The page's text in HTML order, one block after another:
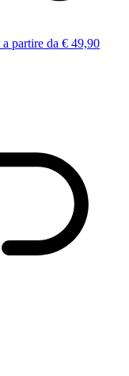
a partire da € 49,90